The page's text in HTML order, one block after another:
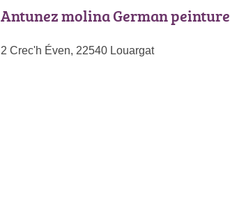
Antunez molina German peinture
2 Crec'h Éven, 22540 Louargat